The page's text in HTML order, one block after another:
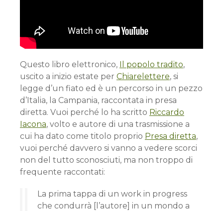
Questo libro elettronico, Il popolo tradito,
uscito a inizio estate per Chiarelettere, si
legge d’un fiato ed è un percorso in un pezzo
d’Italia, la Campania, raccontata in presa
diretta. Vuoi perché lo ha scritto Riccardo
Iacona, volto e autore di una trasmissione a
cui ha dato come titolo proprio Presa diretta,
vuoi perché davvero si vanno a vedere scorci
non del tutto sconosciuti, ma non troppo di
frequente raccontati:
La prima tappa di un work in progress
che condurrà [l’autore] in un mondo a